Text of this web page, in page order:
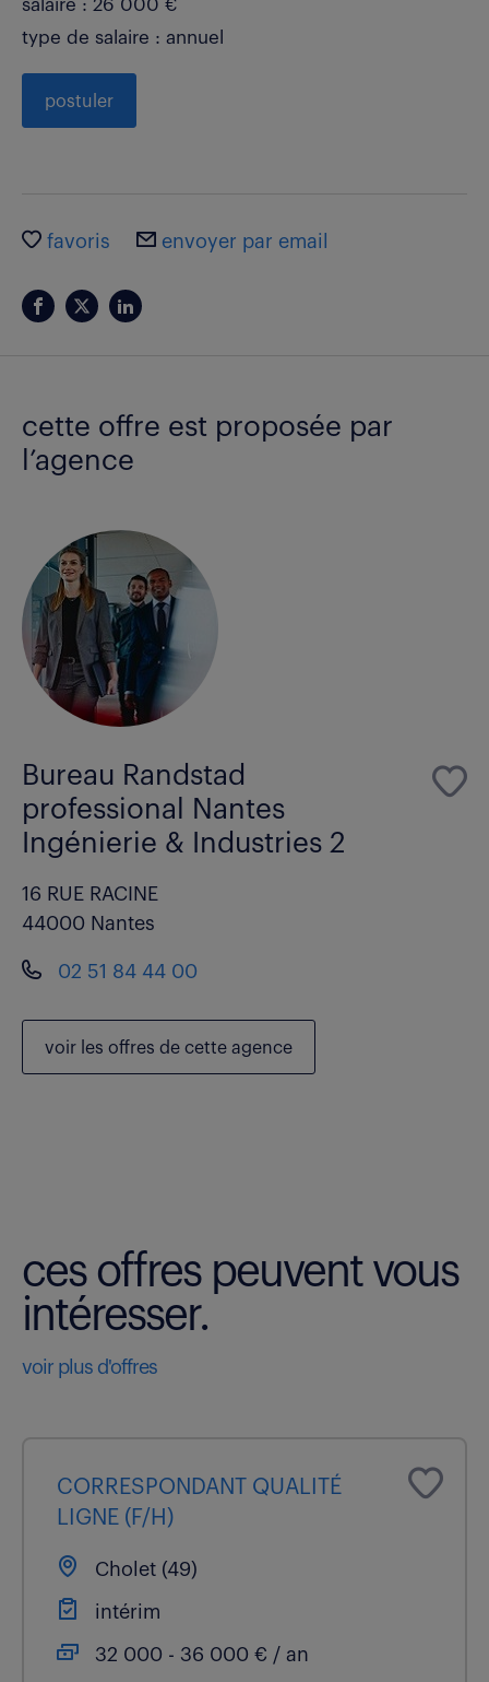
salaire : 26 000 €
type de salaire : annuel
postuler
favoris envoyer par email
cette offre est proposée par
l’agence
Bureau Randstad
professional Nantes
Ingénierie & Industries 2
16 RUE RACINE
44000 Nantes
02 51 84 44 00
voir les offres de cette agence
ces offres peuvent vous
intéresser.
voir plus d'offres
CORRESPONDANT QUALITÉ
LIGNE (F/H)
Cholet (49)
intérim
32 000 - 36 000 € / an